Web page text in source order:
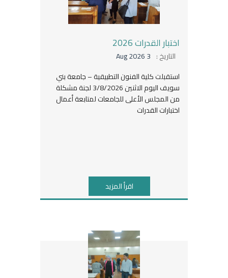
اختبار القدرات 2026
التاريخ : 3 Aug 2026
استقبلت كلية الفنون التطبيقية – جامعة بني
سويف اليوم الاثنين 3/8/2026 لجنة مشكلة
من المجلس الأعلى للجامعات لمتابعة أعمال
اختبارات القدرات
اقرأ المزيد